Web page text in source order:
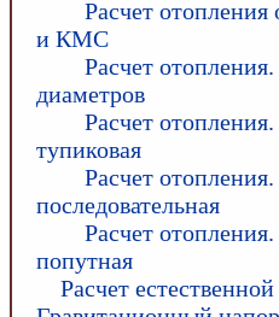
Расчет
и КМС
Расчет
диаметров
Расчет
тупиковая
Расчет
последовательная
Расчет
попутная
Расчет